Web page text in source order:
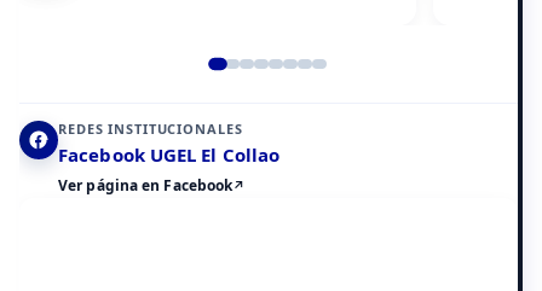
REDES INSTITUCIONALES
Facebook UGEL El Collao
Ver página en Facebook